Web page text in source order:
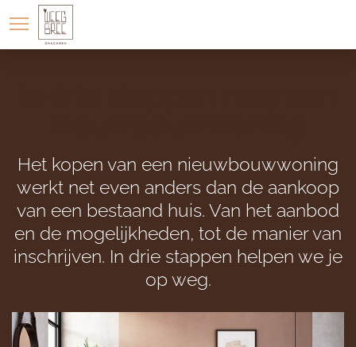
Het kopen van een nieuwbouwwoning
werkt net even anders dan de aankoop
van een bestaand huis. Van het aanbod
en de mogelijkheden, tot de manier van
inschrijven. In drie stappen helpen we je
op weg.